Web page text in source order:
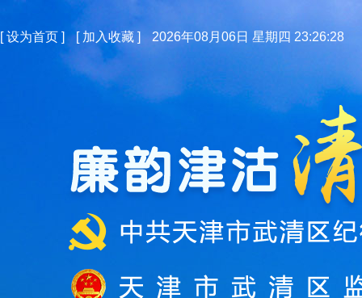
[设为首页 ] [ 加入收藏 ] 2026年08月06日 星期四 23:26:29